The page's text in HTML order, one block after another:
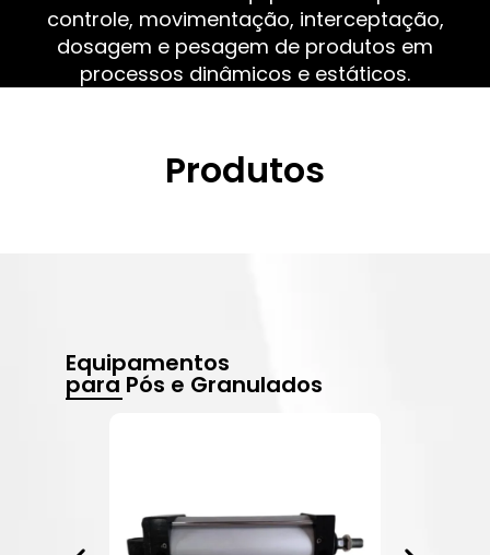
controle, movimentação, interceptação,
dosagem e pesagem de produtos em
processos dinâmicos e estáticos.
Produtos
Equipamentos
para Pós e Granulados